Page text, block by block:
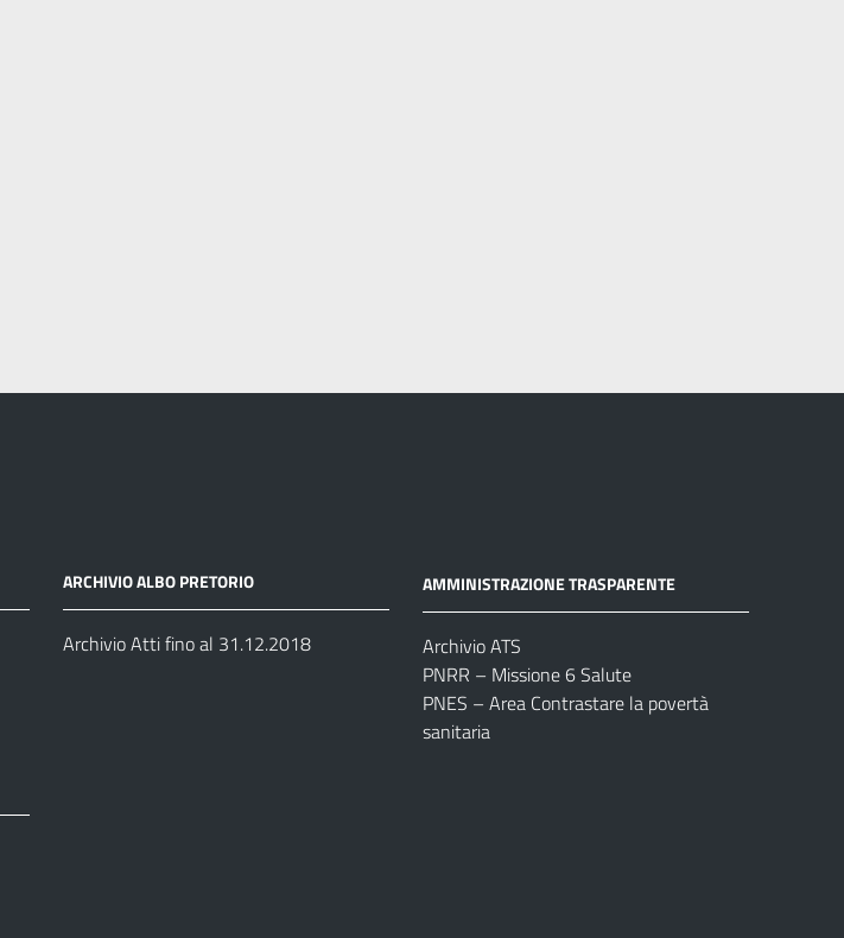
ARCHIVIO ALBO PRETORIO
Archivio Atti fino al 31.12.2018
AMMINISTRAZIONE TRASPARENTE
Archivio ATS
PNRR – Missione 6 Salute
PNES – Area Contrastare la povertà
sanitaria